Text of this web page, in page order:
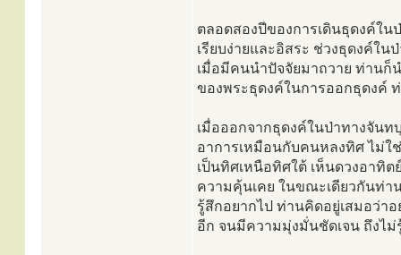
ตลอดสองปีของการเดินธุดงค์ใน
เรียบง่ายและอิสระ ช่วงธุดงค์ใ
เมื่อมีคนนำปัจจัยมาถวาย ท่าน
ของพระธุดงค์ในการออกธุดงค์
เมื่อออกจากธุดงค์ในป่าทางจัน
อาการเหมือนกับคนหลงทิศ ไม่ใ
เป็นทิศเหนือทิศใต้ เห็นดวงอาทิ
ความคุ้นเคย ในขณะเดียวกันท่า
รู้สึกอยากไป ท่านคิดอยู่เสมอว่า
อีก จนมีความมุ่งมั่นชัดเจน ถึงไม่